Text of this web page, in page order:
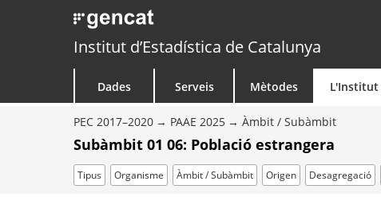
Institut d’Estadística de Catalunya
Dades Serveis Mètodes L'Institut
PEC 2017–2020 PAAE 2025 Àmbit / Subàmbit
Subàmbit 01 06: Població estrangera
Tipus Organisme Àmbit / Subàmbit Origen Desagregació